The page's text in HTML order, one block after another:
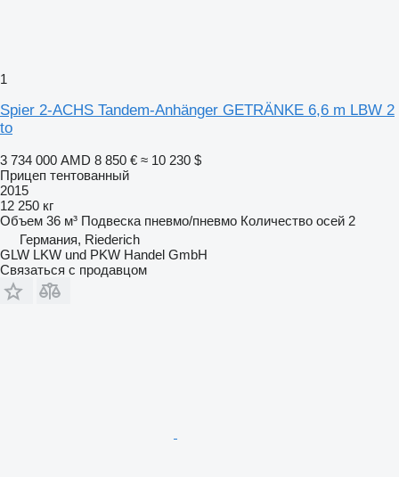
1
Spier 2-ACHS Tandem-Anhänger GETRÄNKE 6,6 m LBW 2
to
3 734 000 AMD 8 850 € ≈ 10 230 $
Прицеп тентованный
2015
12 250 кг
Объем 36 м³ Подвеска пневмо/пневмо Количество осей 2
Германия, Riederich
GLW LKW und PKW Handel GmbH
Связаться с продавцом